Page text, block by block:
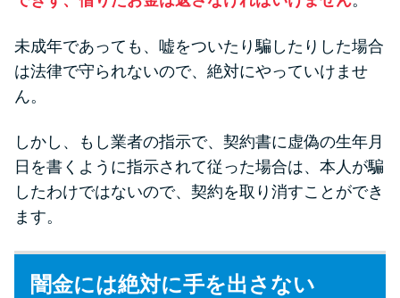
未成年であっても、嘘をついたり騙したりした場合
は法律で守られないので、絶対にやっていけませ
ん。
しかし、もし業者の指示で、契約書に虚偽の生年月
日を書くように指示されて従った場合は、本人が騙
したわけではないので、契約を取り消すことができ
ます。
闇金には絶対に手を出さない